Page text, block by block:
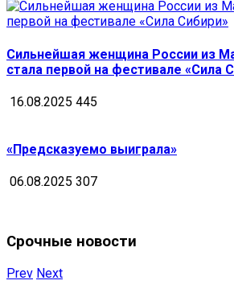
Сильнейшая женщина России из
стала первой на фестивале «Сила
16.08.2025 445
«Предсказуемо выиграла»
06.08.2025 307
Срочные новости
Prev Next